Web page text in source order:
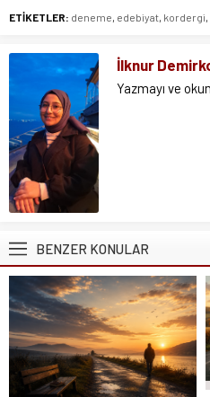
ETİKETLER: deneme, edebiyat, kordergi,
İlknur
Yazmayı ve
BENZER KONULAR